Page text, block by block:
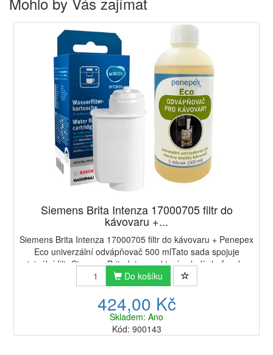
Siemens Brita Intenza 17000705 filtr do
kávovaru +...
Siemens Brita Intenza 17000705 filtr do kávovaru + Penepex
Eco univerzální odvápňovač 500 mlTato sada spojuje
originální filtr Siemens Brita Intenza, který vyladí chuť vody, a
český univerzální odvápň...
Do košíku
424,00 Kč
Skladem: Ano
Kód: 900143